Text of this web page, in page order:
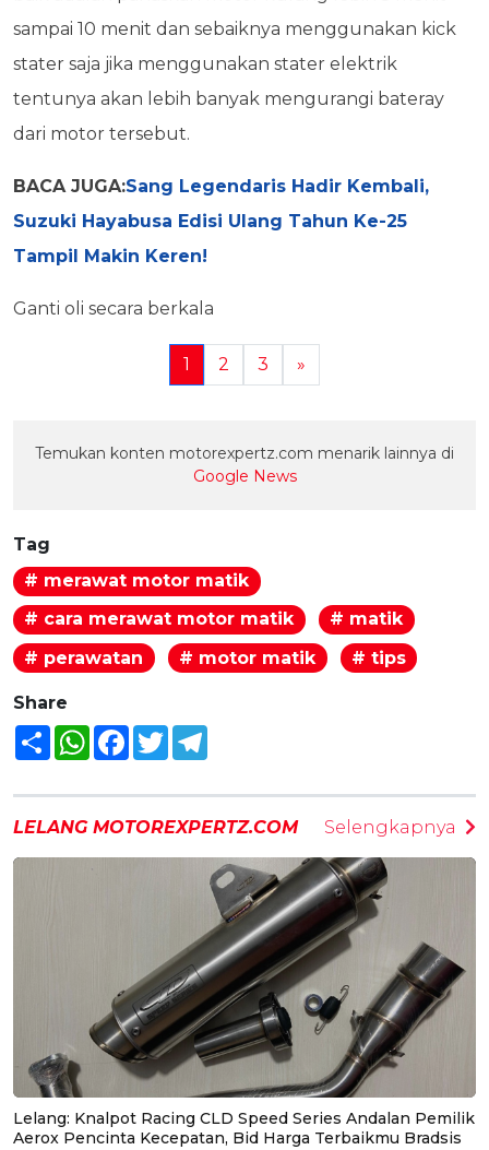
sampai 10 menit dan sebaiknya menggunakan kick
stater saja jika menggunakan stater elektrik
tentunya akan lebih banyak mengurangi bateray
dari motor tersebut.
BACA JUGA:Sang Legendaris Hadir Kembali,
Suzuki Hayabusa Edisi Ulang Tahun Ke-25
Tampil Makin Keren!
Ganti oli secara berkala
1 2 3 »
Temukan konten motorexpertz.com menarik lainnya di
Google News
Tag
# merawat motor matik
# cara merawat motor matik
# matik
# perawatan
# motor matik # tips
Share
Share WhatsAppFacebook
Twitter
LELANG MOTOREXPERTZ.COM Selengkapnya
Lelang: Knalpot Racing CLD Speed Series Andalan Pemilik
Aerox Pencinta Kecepatan, Bid Harga Terbaikmu Bradsis